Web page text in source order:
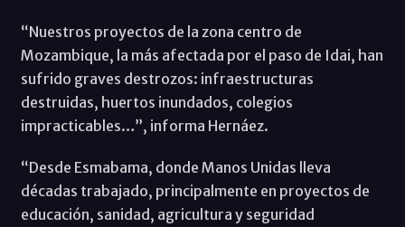
“Nuestros proyectos de la zona centro de
Mozambique, la más afectada por el paso de Idai, han
sufrido graves destrozos: infraestructuras
destruidas, huertos inundados, colegios
impracticables…”, informa Hernáez.
“Desde Esmabama, donde Manos Unidas lleva
décadas trabajado, principalmente en proyectos de
educación, sanidad, agricultura y seguridad